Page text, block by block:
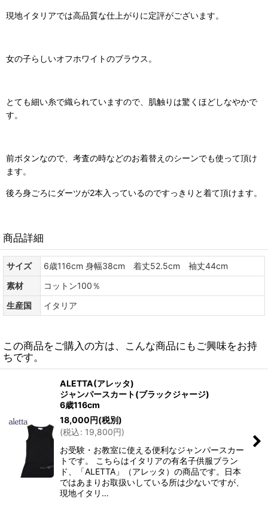
現地イタリアでは高品質な仕上がりに定評がございます。
女の子らしいオフホワイトのブラウス。
とても細い糸で織られていますので、肌触りは驚くほどしなやかで
す。
前ボタンなので、考査の時などのお着替えのシーンでも使って頂け
ます。
後ろ身ごろにダーツが2本入っているのですっきりと着て頂けます。
商品詳細
サイズ
6歳116cm 身幅38cm 着丈52.5cm 袖丈44cm
素材
コットン100％
生産国
イタリア
この商品をご購入の方は、こんな商品にもご興味をお持
ちです。
ALETTA(アレッタ)
ジャンパースカート(ブラックジャージ)
6歳116cm
18,000円(税別)
(税込: 19,800円)
お受験・お教室に使える便利なジャンパースカー
トです。 こちらはイタリアの有名子供服ブラン
ド、「ALETTA」（アレッタ）の商品です。日本
ではあまりお取扱いしている所は少ないですが、
現地イタリ…